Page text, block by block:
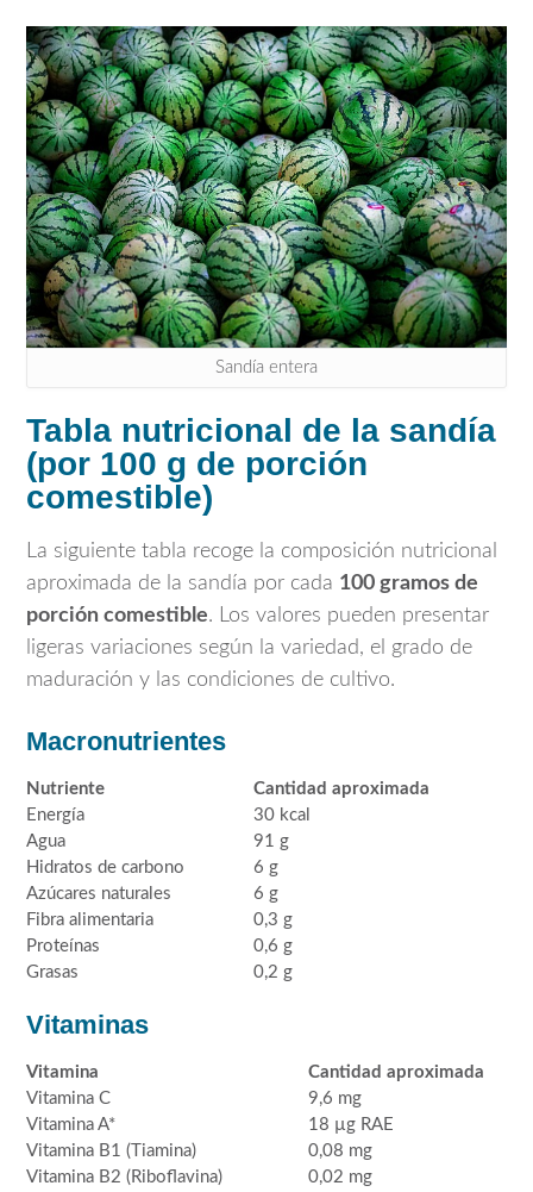
Sandía entera
Tabla nutricional de la sandía
(por 100 g de porción
comestible)
La siguiente tabla recoge la composición nutricional
aproximada de la sandía por cada 100 gramos de
porción comestible. Los valores pueden presentar
ligeras variaciones según la variedad, el grado de
maduración y las condiciones de cultivo.
Macronutrientes
Nutriente
Cantidad aproximada
Energía
30 kcal
Agua
91 g
Hidratos de carbono
6 g
Azúcares naturales
6 g
Fibra alimentaria
0,3 g
Proteínas
0,6 g
Grasas
0,2 g
Vitaminas
Vitamina
Cantidad aproximada
Vitamina C
9,6 mg
Vitamina A*
18 µg RAE
Vitamina B1 (Tiamina)
0,08 mg
Vitamina B2 (Riboflavina)
0,02 mg